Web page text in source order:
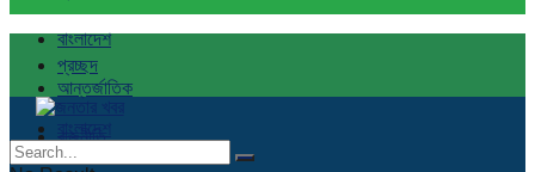
বাংলাদেশ
আন্তর্জাতিক
রাজনীতি
প্রচ্ছদ
বাংলাদেশ